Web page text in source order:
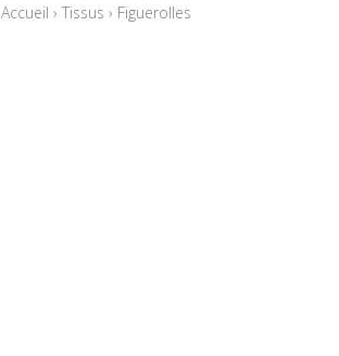
Accueil › Tissus › Figuerolles